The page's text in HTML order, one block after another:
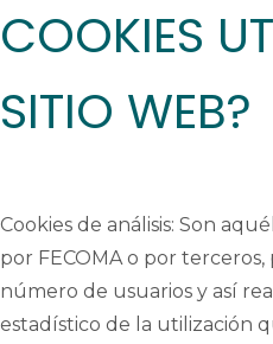
COOKIES
SITIO WEB?
Cookies de análisis: Son
por FECOMA o por
número de usuarios y así
estadístico de la utilización